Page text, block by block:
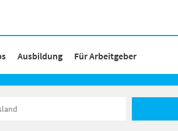
Ausbildung Für Arbeitgeber